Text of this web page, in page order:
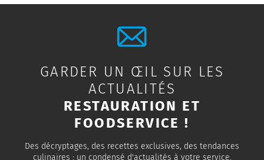
GARDER UN ŒIL SUR LES
ACTUALITÉS
RESTAURATION ET
FOODSERVICE !
Des décryptages, des recettes exclusives, des tendances
culinaires : un condensé d'actualités à votre service.